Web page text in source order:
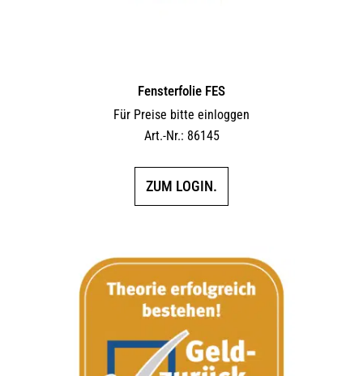
Fensterfolie FES
Für Preise bitte einloggen
Art.-Nr.: 86145
ZUM LOGIN.